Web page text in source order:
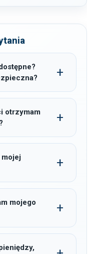
otrzymam
mojej
mojego